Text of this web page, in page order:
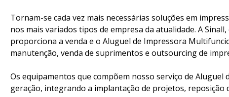
Tornam-se cada vez mais necessárias soluções em
nos mais variados tipos de empresa da atualidade. A
proporciona a venda e o Aluguel de Impressora
manutenção, venda de suprimentos e outsourcing de
Os equipamentos que compõem nosso serviço de
geração, integrando a implantação de projetos,